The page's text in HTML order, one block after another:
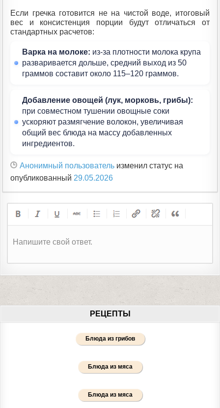
Если гречка готовится не на чистой воде, итоговый
вес и консистенция порции будут отличаться от
стандартных расчетов:
Варка на молоке: из-за плотности молока крупа
разваривается дольше, средний выход из 50
граммов составит около 115–120 граммов.
Добавление овощей (лук, морковь, грибы):
при совместном тушении овощные соки
ускоряют размягчение волокон, увеличивая
общий вес блюда на массу добавленных
ингредиентов.
Анонимный пользователь изменил статус на
опубликованный 29.05.2026
Напишите свой ответ.
РЕЦЕПТЫ
Блюда из грибов
Блюда из мяса
Блюда из мяса